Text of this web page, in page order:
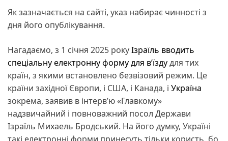
Як зазначається на сайті, указ набирає чинності з
дня його опублікування.
Нагадаємо, з 1 січня 2025 рокуІзраїль вводить
спеціальну електронну форму для вʼїздудля тих
країн, з якими встановлено безвізовий режим. Це
країни західної Європи, і США, і Канада, і Україна
зокрема, заявив в інтервʼю «Главкому»
надзвичайний і повноважний посол Держави
Ізраїль Михаель Бродський. На його думку, Україні